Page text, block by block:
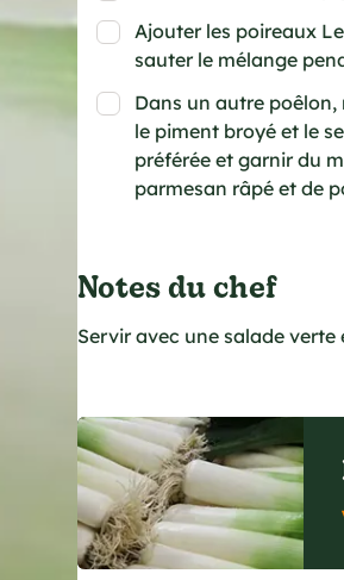
Ajouter les poireaux
sauter le mélange
Dans un autre poêlon,
le piment broyé et le
préférée et garnir du
parmesan râpé et de
Notes du chef
Servir avec une salade verte